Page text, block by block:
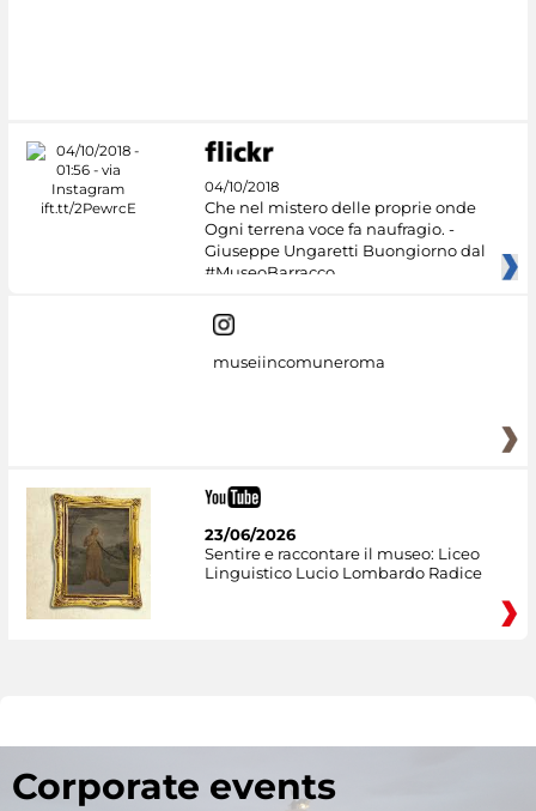
04/10/2018
Che nel mistero delle proprie onde
Ogni terrena voce fa naufragio. -
Giuseppe Ungaretti Buongiorno dal
#MuseoBarracco
museiincomuneroma
23/06/2026
Sentire e raccontare il museo: Liceo
Linguistico Lucio Lombardo Radice
Corporate events